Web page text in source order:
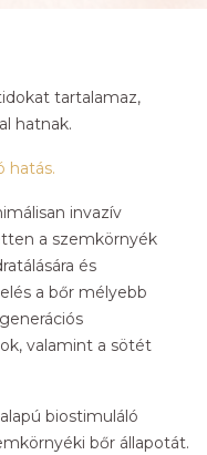
tartalamaz,
hatnak.
hatás.
invazív
a szemkörnyék
és
a bőr mélyebb
valamint a sötét
biostimuláló
bőr állapotát.